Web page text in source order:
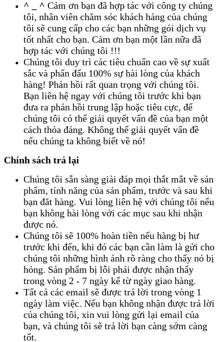
^ _ ^ Cảm ơn bạn đã hợp tác với công ty chúng
tôi, nhân viên chăm sóc khách hảng của chúng
tôi sẽ cung cấp cho các bạn những gói dịch vụ
tốt nhất cho bạn. Cảm ơn bạn một lần nữa đã
hợp tác với chúng tôi !!!
Chúng tôi duy trì các tiêu chuẩn cao về sự xuất
sắc và phấn đấu 100% sự hài lòng của khách
hàng! Phản hồi rất quan trọng với chúng tôi.
Bạn liên hệ ngay với chúng tôi trước khi bạn
đưa ra phản hồi trung lập hoặc tiêu cực, để
chúng tôi có thể giải quyết vấn đề của bạn một
cách thỏa đáng. Không thể giải quyết vấn đề
nếu chúng ta không biết về nó!
Chính sách trả lại
Chúng tôi sẵn sàng giải đáp mọi thắt mắt về sản
phẩm, tính năng của sản phẩm, trước và sau khi
bạn đăt hàng. Vui lòng liên hệ với chúng tôi nếu
bạn không hài lòng với các mục sau khi nhận
được nó.
Chúng tôi sẽ 100% hoàn tiền nếu hàng bị hư
trước khi đến, khi đó các bạn cần làm là gửi cho
chúng tôi những hình ảnh rõ ràng cho thấy nó bị
hỏng. Sản phẩm bị lỗi phải được nhận thấy
trong vòng 2 - 7 ngày kể từ ngày giao hàng.
Tất cả các email sẽ được trả lời trong vòng 1
ngày làm việc. Nếu bạn không nhận được trả lời
của chúng tôi, xin vui lòng gửi lại email của
bạn, và chúng tôi sẽ trả lời bạn càng sớm càng
tốt.